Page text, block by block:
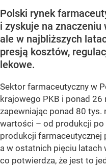
Polski rynek
i zyskuje na znaczeniu
ale w najbliższych
presją kosztów,
lekowe.
Sektor farmaceutyczny w
krajowego PKB i ponad
zapewniając ponad 80 tys.
wartości – od produkcji
produkcji farmaceutycznej
a w ostatnich pięciu latach
co potwierdza, że jest to